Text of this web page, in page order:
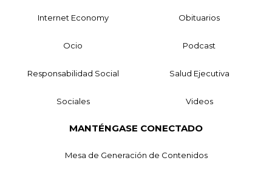
Internet Economy Obituarios
Ocio Podcast
Responsabilidad Social Salud Ejecutiva
Sociales Videos
MANTÉNGASE CONECTADO
Mesa de Generación de Contenidos